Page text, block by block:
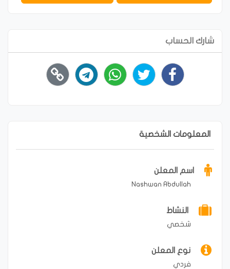
شارك الحساب
المعلومات الشخصية
اسم المعلن
Nashwan Abdullah
النشاط
شخصي
نوع المعلن
فردي